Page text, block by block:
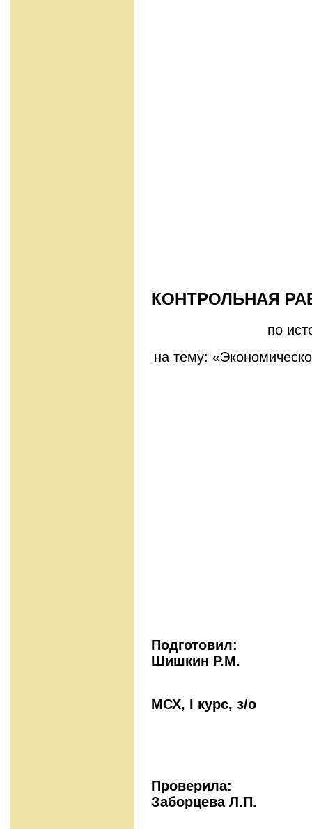
КОНТРОЛЬНАЯ
по
на тему:
Шишкин Р.М.
МСХ, I курс, з/о
Заборцева Л.П.